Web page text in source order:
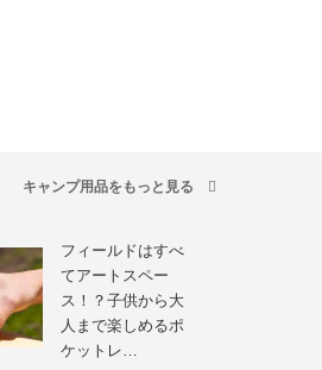
キャンプ用品をもっと見る
フィールドはすべ
てアートスペー
ス！？子供から大
人まで楽しめるポ
ケットレ…